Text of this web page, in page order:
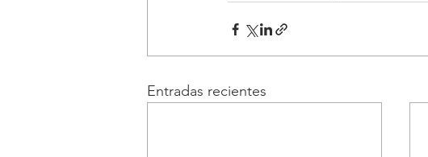
Entradas recientes